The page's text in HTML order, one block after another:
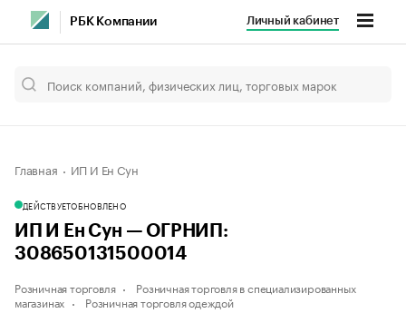
РБК Компании Личный кабинет
Главная ИП И Ен Сун
ДЕЙСТВУЕТОБНОВЛЕНО
ИП И Ен Сун — ОГРНИП:
308650131500014
Розничная торговля
Розничная торговля в специализированных
магазинах
Розничная торговля одеждой